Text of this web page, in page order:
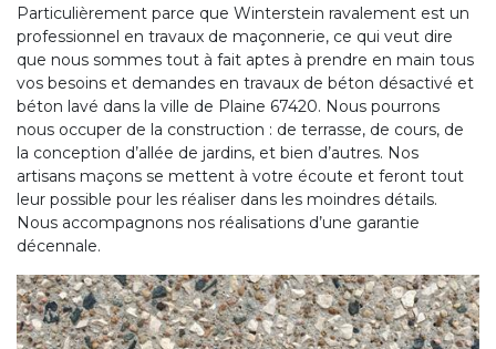
Particulièrement parce que Winterstein ravalement est un
professionnel en travaux de maçonnerie, ce qui veut dire
que nous sommes tout à fait aptes à prendre en main tous
vos besoins et demandes en travaux de béton désactivé et
béton lavé dans la ville de Plaine 67420. Nous pourrons
nous occuper de la construction : de terrasse, de cours, de
la conception d’allée de jardins, et bien d’autres. Nos
artisans maçons se mettent à votre écoute et feront tout
leur possible pour les réaliser dans les moindres détails.
Nous accompagnons nos réalisations d’une garantie
décennale.